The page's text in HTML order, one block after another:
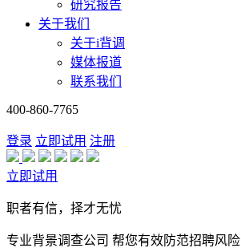
研究报告
关于我们
关于i背调
媒体报道
联系我们
400-860-7765
登录 立即试用 注册
立即试用
职者有信，择才无忧
专业背景调查公司 帮您有效防范招聘风险